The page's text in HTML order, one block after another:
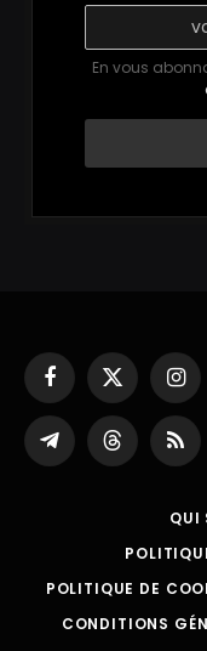
En vous
Facebook
X
(Twitter)
Partager
sur
ThreadsRSS
QUI
POLITIQUE DE
CONDITIONS